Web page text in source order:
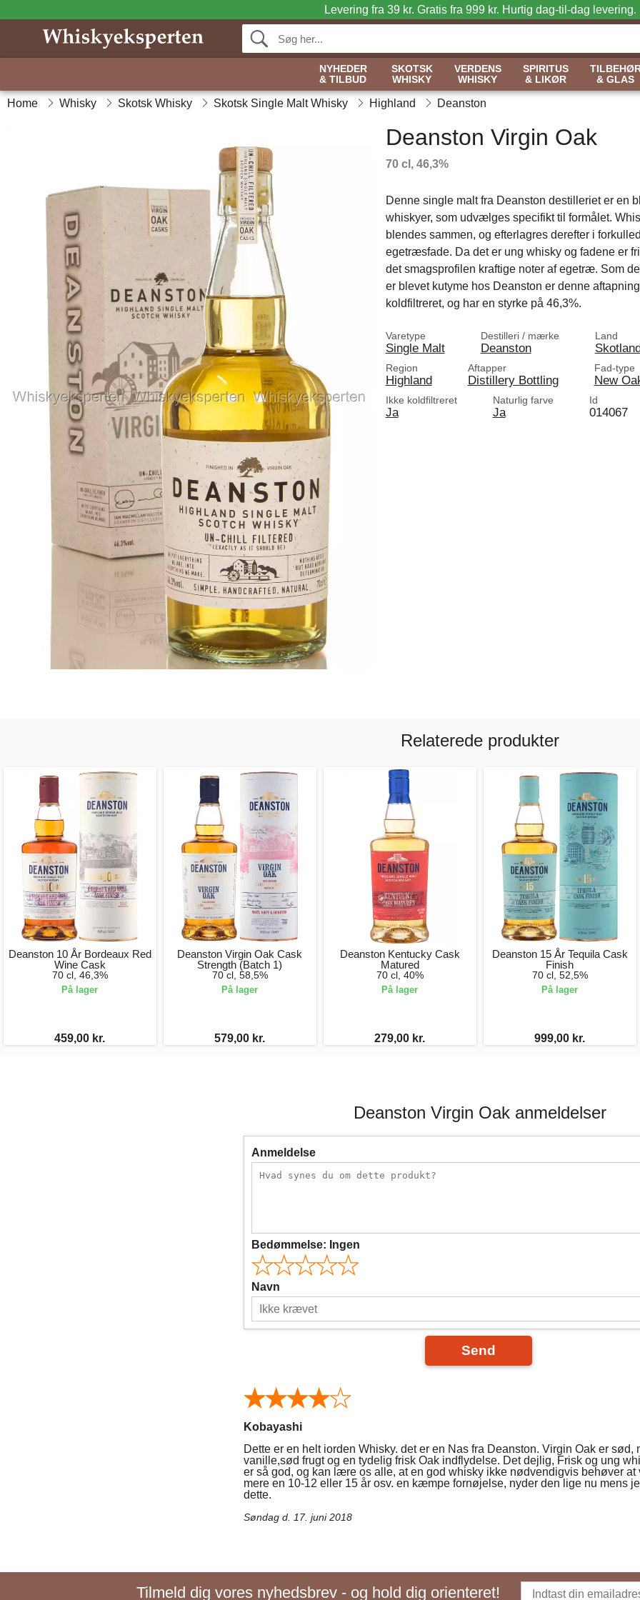
Levering fra 39 kr. Gratis fra 999 kr. Hurtig dag-til-dag levering.
NYHEDER
& TILBUD
SKOTSK
WHISKY
VERDENS
WHISKY
SPIRITUS
& LIKØR
& GLAS
Home Whisky Skotsk Whisky Skotsk Single Malt Whisky Highland Deanston
Deanston Virgin Oak
70 cl, 46,3%
Denne single malt fra Deanston destilleriet er en
whiskyer, som udvælges specifikt til formålet.
blendes sammen, og efterlagres derefter i
egetræsfade. Da det er ung whisky og fadene er
det smagsprofilen kraftige noter af egetræ. Som
er blevet kutyme hos Deanston er denne
koldfiltreret, og har en styrke på 46,3%.
Varetype
Single Malt
Destilleri / mærke
Deanston
Land
Region
Highland
Aftapper
Distillery Bottling
Fad-type
New
Ikke koldfiltreret
Ja
Naturlig farve
Ja
Id
014067
Relaterede produkter
Deanston 10 År Bordeaux Red
Wine Cask
70 cl, 46,3%
På lager
459,00 kr.
Deanston Virgin Oak Cask
Strength (Batch 1)
70 cl, 58,5%
På lager
579,00 kr.
Deanston Kentucky Cask
Matured
70 cl, 40%
På lager
279,00 kr.
Deanston 15 År Tequila Cask
Finish
70 cl, 52,5%
På lager
999,00 kr.
Deanston Virgin Oak anmeldelser
Anmeldelse
Bedømmelse: Ingen
Navn
Send
Kobayashi
Dette er en helt iorden Whisky. det er en Nas fra Deanston. Virgin Oak er sød,
vanille,sød frugt og en tydelig frisk Oak indflydelse. Det dejlig, Frisk og ung
er så god, og kan lære os alle, at en god whisky ikke nødvendigvis behøver
mere en 10-12 eller 15 år osv. en kæmpe fornøjelse, nyder den lige nu mens
dette.
Søndag d. 17. juni 2018
Tilmeld dig vores nyhedsbrev - og hold dig orienteret!